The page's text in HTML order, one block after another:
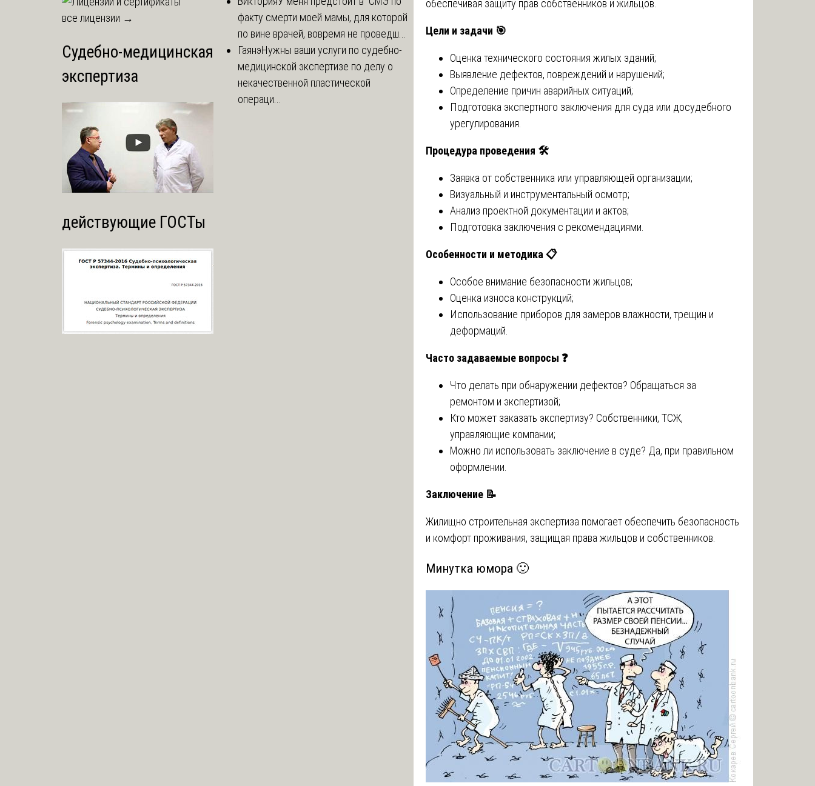
обеспечивая защиту прав собственников и жильцов.
Цели и задачи 🎯
Оценка технического состояния жилых зданий;
Выявление дефектов, повреждений и нарушений;
Определение причин аварийных ситуаций;
Подготовка экспертного заключения для суда или досудебного
урегулирования.
Процедура проведения 🛠
Заявка от собственника или управляющей организации;
Визуальный и инструментальный осмотр;
Анализ проектной документации и актов;
Подготовка заключения с рекомендациями.
Особенности и методика 📋
Особое внимание безопасности жильцов;
Оценка износа конструкций;
Использование приборов для замеров влажности, трещин и
деформаций.
Часто задаваемые вопросы ❓
Что делать при обнаружении дефектов? Обращаться за
ремонтом и экспертизой;
Кто может заказать экспертизу? Собственники, ТСЖ,
управляющие компании;
Можно ли использовать заключение в суде? Да, при правильном
оформлении.
Заключение 📝
Жилищно строительная экспертиза помогает обеспечить безопасность
и комфорт проживания, защищая права жильцов и собственников.
Минутка юмора 🙂
все лицензии →
Судебно-медицинская
экспертиза
действующие ГОСТы
факту смерти моей мамы, для которой
по вине врачей, вовремя не проведш...
ГаянэНужны ваши услуги по судебно-
медицинской экспертизе по делу о
некачественной пластической
операци...